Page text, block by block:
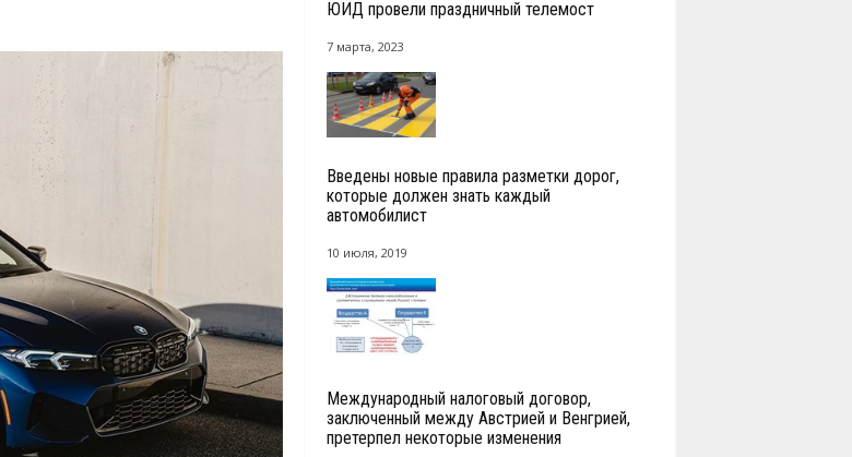
ЮИД провели праздничный телемост
7 марта, 2023
Введены новые правила разметки дорог,
которые должен знать каждый
автомобилист
10 июля, 2019
Международный налоговый договор,
заключенный между Австрией и Венгрией,
претерпел некоторые изменения